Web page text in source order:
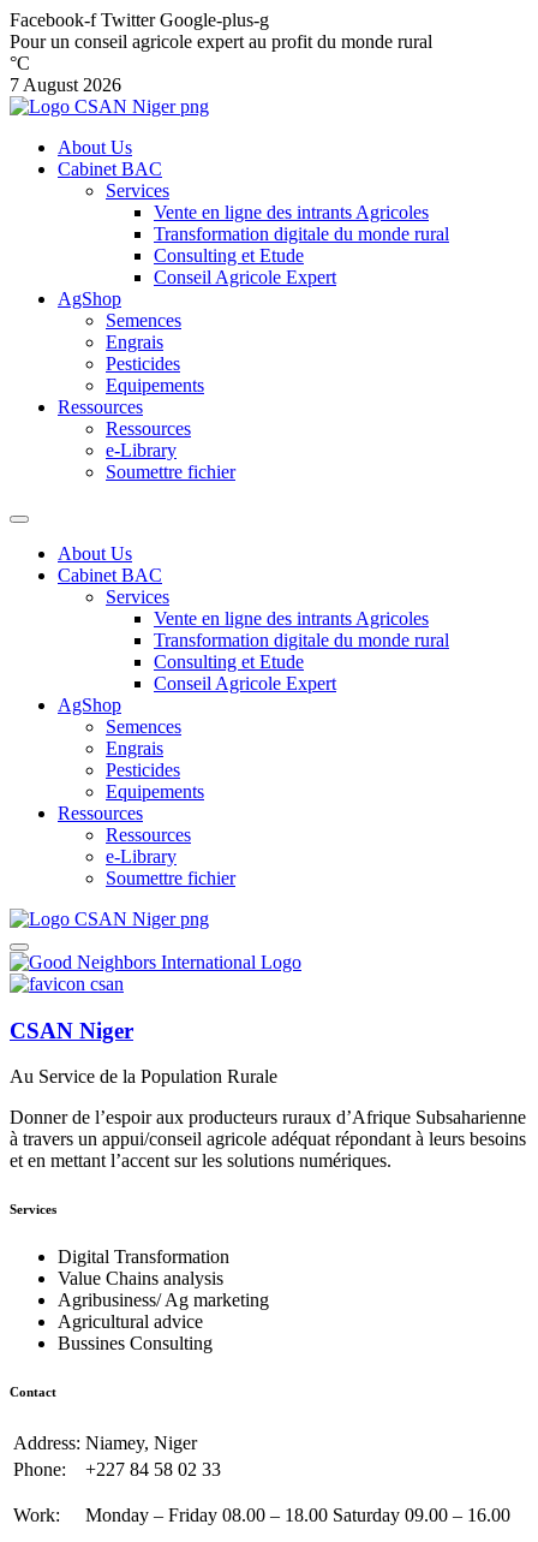
Facebook-f Twitter Google-plus-g
Pour un conseil agricole expert au profit du monde rural
°C
7 August 2026
About Us
Cabinet BAC
Services
Vente en ligne des intrants Agricoles
Transformation digitale du monde rural
Consulting et Etude
Conseil Agricole Expert
AgShop
Semences
Engrais
Pesticides
Equipements
Ressources
Ressources
e-Library
Soumettre fichier
About Us
Cabinet BAC
Services
Vente en ligne des intrants Agricoles
Transformation digitale du monde rural
Consulting et Etude
Conseil Agricole Expert
AgShop
Semences
Engrais
Pesticides
Equipements
Ressources
Ressources
e-Library
Soumettre fichier
CSAN Niger
Au Service de la Population Rurale
Donner de l’espoir aux producteurs ruraux d’Afrique Subsaharienne
à travers un appui/conseil agricole adéquat répondant à leurs besoins
et en mettant l’accent sur les solutions numériques.
Services
Digital Transformation
Value Chains analysis
Agribusiness/ Ag marketing
Agricultural advice
Bussines Consulting
Contact
Address: Niamey, Niger
Phone:
+227 84 58 02 33
Work: Monday – Friday 08.00 – 18.00 Saturday 09.00 – 16.00